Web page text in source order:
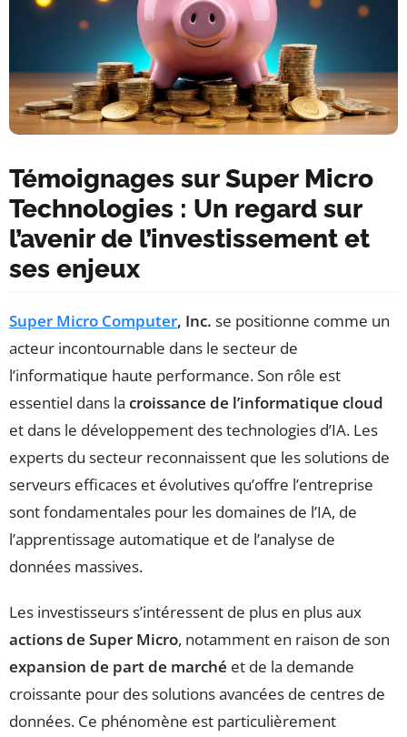
Témoignages sur Super Micro
Technologies : Un regard sur
l’avenir de l’investissement et
ses enjeux
Super Micro Computer, Inc. se positionne comme un
acteur incontournable dans le secteur de
l’informatique haute performance. Son rôle est
essentiel dans la croissance de l’informatique cloud
et dans le développement des technologies d’IA. Les
experts du secteur reconnaissent que les solutions de
serveurs efficaces et évolutives qu’offre l’entreprise
sont fondamentales pour les domaines de l’IA, de
l’apprentissage automatique et de l’analyse de
données massives.
Les investisseurs s’intéressent de plus en plus aux
actions de Super Micro, notamment en raison de son
expansion de part de marché et de la demande
croissante pour des solutions avancées de centres de
données. Ce phénomène est particulièrement